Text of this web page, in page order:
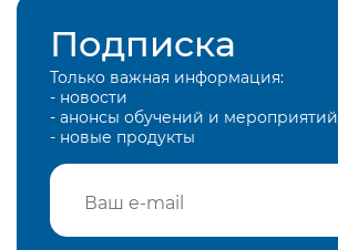
Подписка
Только важная информация:
- новости
- анонсы обучений и мероприятий
- новые продукты